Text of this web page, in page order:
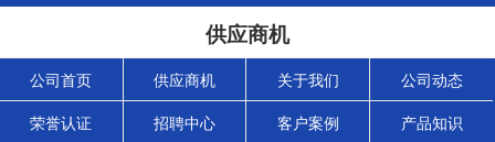
供应商机
公司首页 供应商机 关于我们 公司动态
荣誉认证 招聘中心 客户案例 产品知识